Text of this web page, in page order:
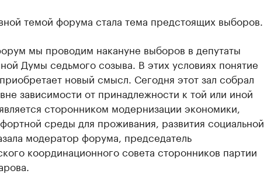
темой форума стала тема предстоящих выборов.
мы проводим накануне выборов в депутаты
Думы седьмого созыва. В этих условиях понятие
новый смысл. Сегодня этот зал собрал
зависимости от принадлежности к той или иной
сторонником модернизации экономики,
среды для проживания, развития социальной
модератор форума, председатель
координационного совета сторонников партии